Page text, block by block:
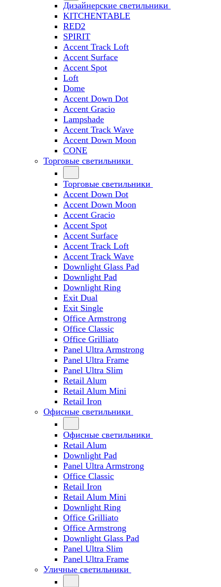
Дизайнерские светильники
KITCHENTABLE
RED2
SPIRIT
Accent Track Loft
Accent Surface
Accent Spot
Loft
Dome
Accent Down Dot
Accent Gracio
Lampshade
Accent Track Wave
Accent Down Moon
CONE
Торговые светильники
Торговые светильники
Accent Down Dot
Accent Down Moon
Accent Gracio
Accent Spot
Accent Surface
Accent Track Loft
Accent Track Wave
Downlight Glass Pad
Downlight Pad
Downlight Ring
Exit Dual
Exit Single
Office Armstrong
Office Classic
Office Grilliato
Panel Ultra Armstrong
Panel Ultra Frame
Panel Ultra Slim
Retail Alum
Retail Alum Mini
Retail Iron
Офисные светильники
Офисные светильники
Retail Alum
Downlight Pad
Panel Ultra Armstrong
Office Classic
Retail Iron
Retail Alum Mini
Downlight Ring
Office Grilliato
Office Armstrong
Downlight Glass Pad
Panel Ultra Slim
Panel Ultra Frame
Уличные светильники